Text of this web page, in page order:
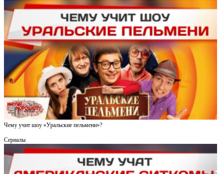
Чему учит шоу «Уральские пельмени»?
Сериалы